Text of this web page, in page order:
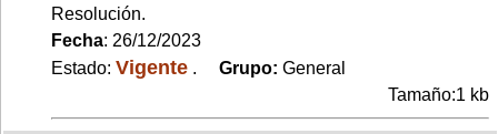
Resolución.
Fecha: 26/12/2023
Estado: Vigente . Grupo: General
Tamaño:1 kb